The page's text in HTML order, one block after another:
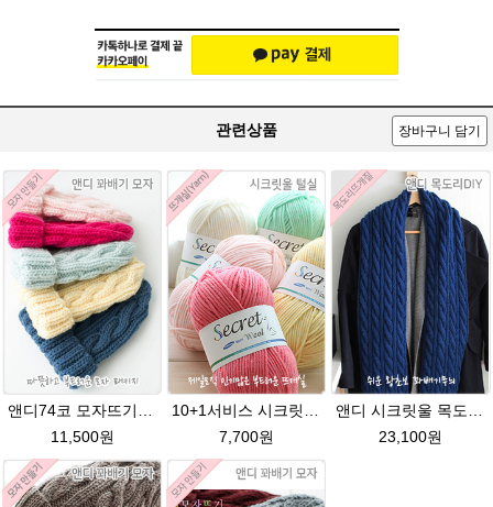
관련상품 장바구니 담기
앤디74코 모자뜨기★그레이스메리노울 털실 뜨개질 앤디모자
11,500원
10+1서비스 시크릿울(Secret Wool)뜨개질 털실 뜨개질실
7,700원
앤디 시크릿울 목도리뜨기 패키지
23,100원